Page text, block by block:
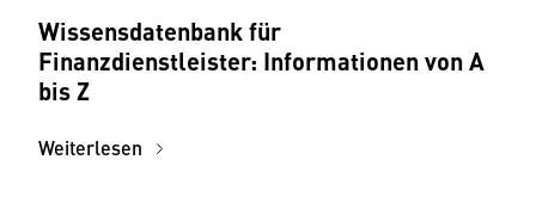
Wissensdatenbank für
Finanzdienstleister: Informationen von A
bis Z
Weiterlesen